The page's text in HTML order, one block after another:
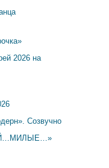
2026 на
Созвучно